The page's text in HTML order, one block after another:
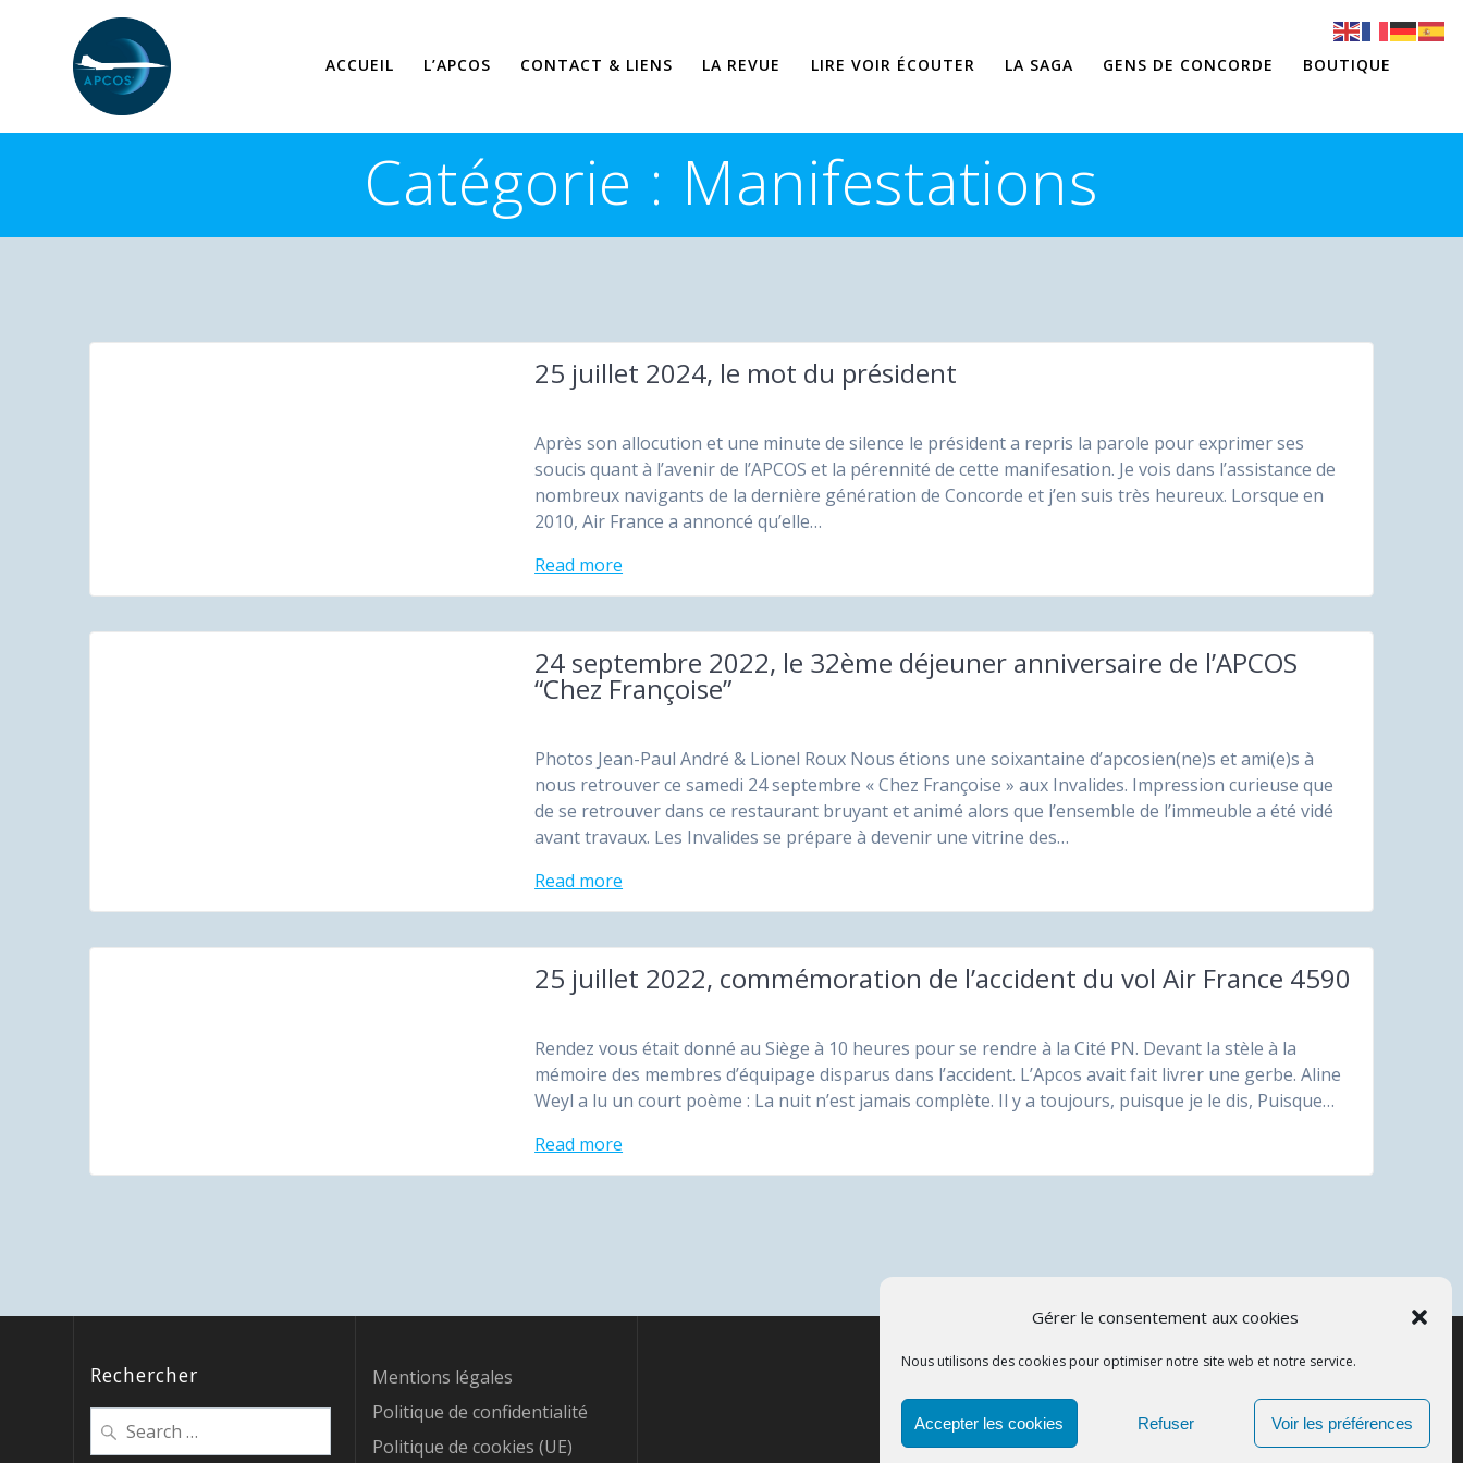
Gérer le consentement aux cookies
Nous utilisons des cookies pour optimiser notre site web et notre service.
Accepter les cookies Refuser Voir les préférences
ACCUEIL L’APCOS CONTACT & LIENS LA REVUE LIRE VOIR ÉCOUTER LA SAGA GENS DE CONCORDE BOUTIQUE
Catégorie : Manifestations
25 juillet 2024, le mot du président
Après son allocution et une minute de silence le président a repris la parole pour exprimer ses
soucis quant à l’avenir de l’APCOS et la pérennité de cette manifesation. Je vois dans l’assistance de
nombreux navigants de la dernière génération de Concorde et j’en suis très heureux. Lorsque en
2010, Air France a annoncé qu’elle…
Read more
24 septembre 2022, le 32ème déjeuner anniversaire de l’APCOS
“Chez Françoise”
Photos Jean-Paul André & Lionel Roux Nous étions une soixantaine d’apcosien(ne)s et ami(e)s à
nous retrouver ce samedi 24 septembre « Chez Françoise » aux Invalides. Impression curieuse que
de se retrouver dans ce restaurant bruyant et animé alors que l’ensemble de l’immeuble a été vidé
avant travaux. Les Invalides se prépare à devenir une vitrine des…
Read more
25 juillet 2022, commémoration de l’accident du vol Air France 4590
Rendez vous était donné au Siège à 10 heures pour se rendre à la Cité PN. Devant la stèle à la
mémoire des membres d’équipage disparus dans l’accident. L’Apcos avait fait livrer une gerbe. Aline
Weyl a lu un court poème : La nuit n’est jamais complète. Il y a toujours, puisque je le dis, Puisque…
Read more
Rechercher
Search
for:
Mentions légales
Politique de confidentialité
Politique de cookies (UE)